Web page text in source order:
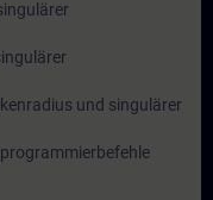
und singulärer